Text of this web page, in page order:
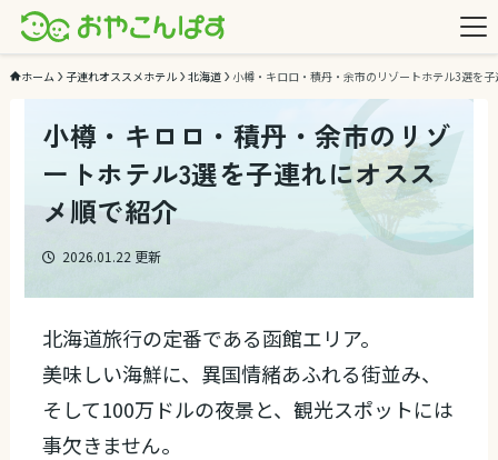
ホーム 子連れオススメホテル 北海道 小樽・キロロ・積丹・余市のリゾートホテル3選を
小樽・キロロ・積丹・余市のリゾ
ートホテル3選を子連れにオスス
メ順で紹介
2026.01.22 更新
北海道旅行の定番である函館エリア。
美味しい海鮮に、異国情緒あふれる街並み、
そして100万ドルの夜景と、観光スポットには
事欠きません。